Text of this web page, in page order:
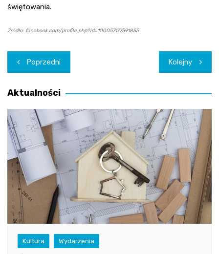
świętowania.
Źródło: facebook.com/profile.php?id=100057177591855
Nawigacja
wpisu
Poprzedni Kolejny
Aktualności
Kultura Wydarzenia